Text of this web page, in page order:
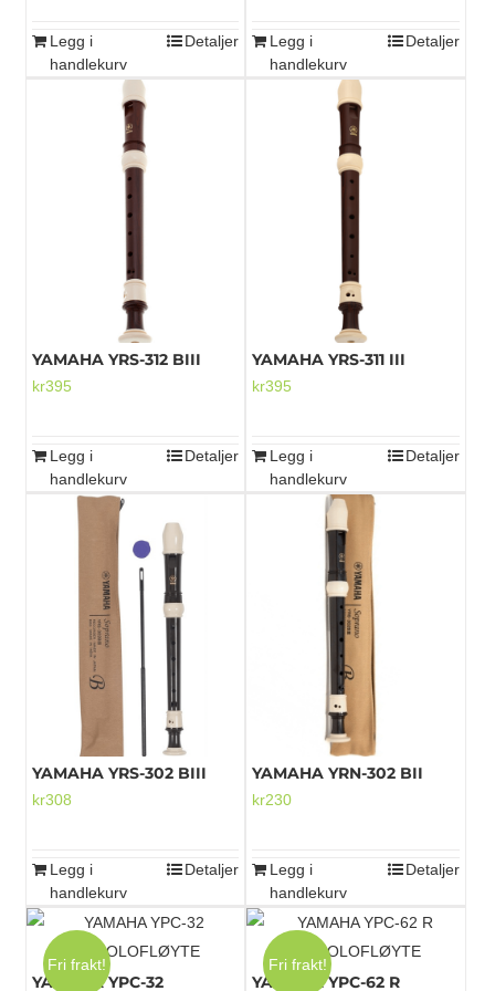
Legg i
handlekurv
Detaljer
Legg i
handlekurv
Detaljer
YAMAHA YRS-312 BIII
kr395
Legg i
handlekurv
Detaljer
YAMAHA YRS-311 III
kr395
Legg i
handlekurv
Detaljer
YAMAHA YRS-302 BIII
kr308
Legg i
handlekurv
Detaljer
YAMAHA YRN-302 BII
kr230
Legg i
handlekurv
Detaljer
Fri frakt!
YAMAHA YPC-32
Fri frakt!
YAMAHA YPC-62 R